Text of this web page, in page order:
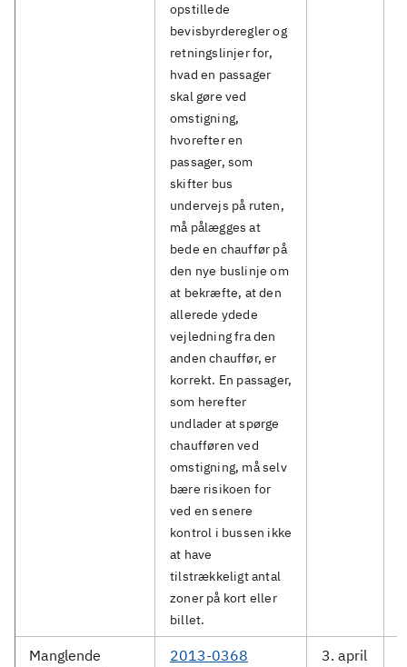
opstillede
bevisbyrderegler og
retningslinjer for,
hvad en passager
skal gøre ved
omstigning,
hvorefter en
passager, som
skifter bus
undervejs på ruten,
må pålægges at
bede en chauffør på
den nye buslinje om
at bekræfte, at den
allerede ydede
vejledning fra den
anden chauffør, er
korrekt. En passager,
som herefter
undlader at spørge
chaufføren ved
omstigning, må selv
bære risikoen for
ved en senere
kontrol i bussen ikke
at have
tilstrækkeligt antal
zoner på kort eller
billet.
Manglende
2013-0368
3. april